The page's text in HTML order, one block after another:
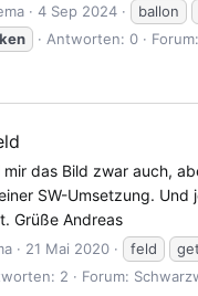
4 Sep 2024 ballon
Antworten: 0 Forum:
mir das Bild zwar auch,
SW-Umsetzung. Und
Grüße Andreas
21 Mai 2020 feld
2 Forum: